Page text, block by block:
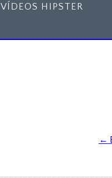
VÍDEOS HIPSTER
←